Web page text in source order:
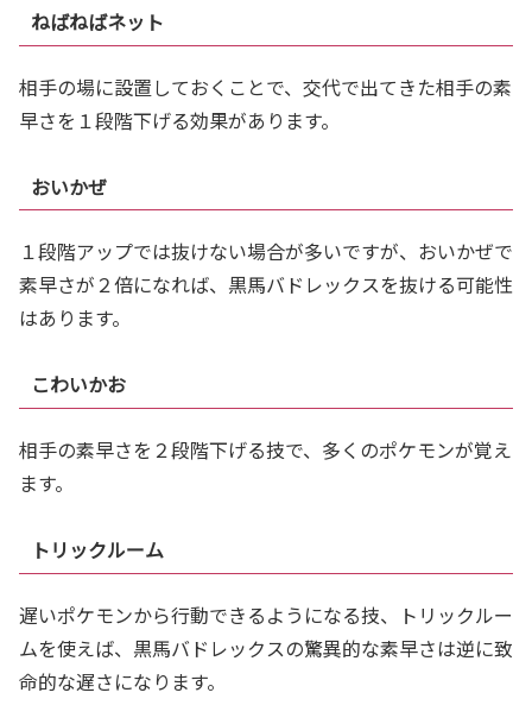
ねばねばネット
相手の場に設置しておくことで、交代で出てきた相手の素
早さを１段階下げる効果があります。
おいかぜ
１段階アップでは抜けない場合が多いですが、おいかぜで
素早さが２倍になれば、黒馬バドレックスを抜ける可能性
はあります。
こわいかお
相手の素早さを２段階下げる技で、多くのポケモンが覚え
ます。
トリックルーム
遅いポケモンから行動できるようになる技、トリックルー
ムを使えば、黒馬バドレックスの驚異的な素早さは逆に致
命的な遅さになります。